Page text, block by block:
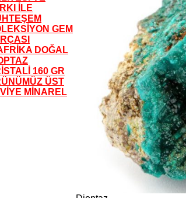
İLE
GEM
DOĞAL
160 GR
ÜST
MİNAREL